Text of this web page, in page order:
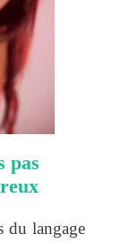
pas
du langage